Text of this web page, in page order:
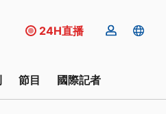
24H直播
節目 國際記者